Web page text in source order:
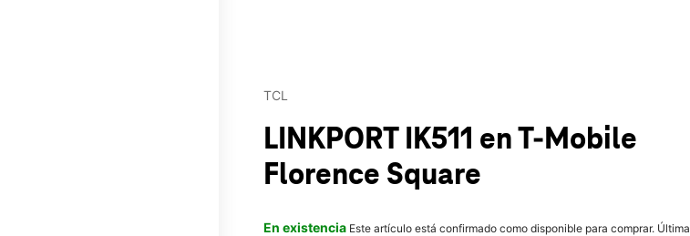
TCL
LINKPORT IK511 en T-Mobile
Florence Square
En existencia Este artículo está confirmado como disponible para comprar. Última